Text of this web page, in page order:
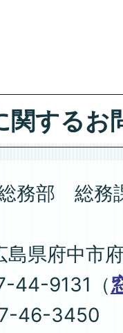
関するお
務部 総務
県府中市
9131（
46-3450